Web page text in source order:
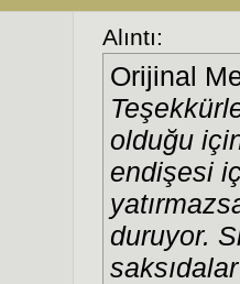
Alıntı:
Orijinal
olduğu
endişesi
duruyor.